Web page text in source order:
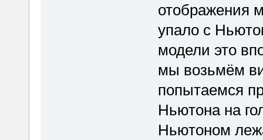
отображения
упало с
модели это
мы возьмём
попытаемся
Ньютона на
Ньютоном